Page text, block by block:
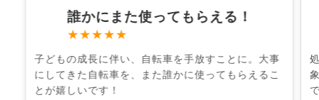
誰かにまた使ってもらえる！
★★★★★
子どもの成長に伴い、自転車を手放すことに。大事
にしてきた自転車を、また誰かに使ってもらえるこ
とが嬉しいです！